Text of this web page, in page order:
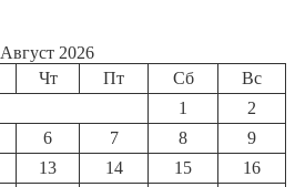
Август 2026
Чт Пт Сб
Вс
1
2
6 7 8
9
13 14 15
16